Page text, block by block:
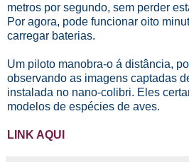
metros por segundo, sem perder
Por agora, pode funcionar oito
carregar baterias.
Um piloto manobra-o á distância,
observando as imagens captadas
instalada no nano-colibri. Eles
modelos de espécies de aves.
LINK AQUI